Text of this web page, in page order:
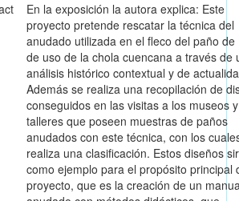
En la exposición la autora explica: Este
proyecto pretende rescatar la técnica del
anudado utilizada en el fleco del paño de
de uso de la chola cuencana a través de
análisis histórico contextual y de
Además se realiza una recopilación de
conseguidos en las visitas a los museos y
talleres que poseen muestras de paños
anudados con este técnica, con los
realiza una clasificación. Estos diseños
como ejemplo para el propósito principal
proyecto, que es la creación de un